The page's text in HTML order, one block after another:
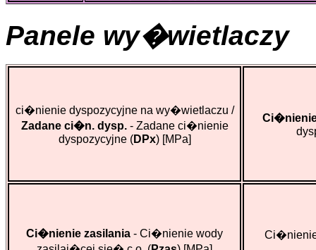
Panele wy�wietlaczy
ci�nienie dyspozycyjne na wy�wietlaczu /
Zadane ci�n. dysp.- Zadane ci�nienie
dyspozycyjne (DPx)[MPa]
Ci�nienie zasilania - Ci�nienie wody
Ci�nienie